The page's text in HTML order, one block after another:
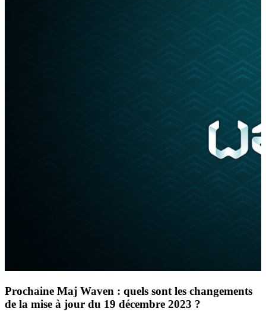
Prochaine Maj Waven : quels sont les changements
de la mise à jour du 19 décembre 2023 ?